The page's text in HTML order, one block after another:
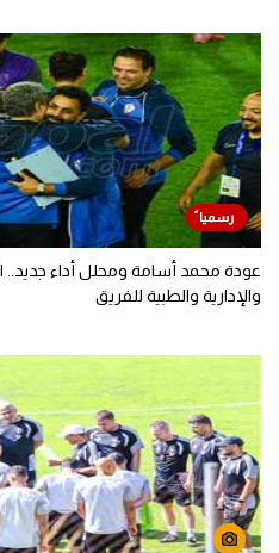
عودة محمد أسامة ومحلل أداء جديد..
والإدارية والطبية للفريق